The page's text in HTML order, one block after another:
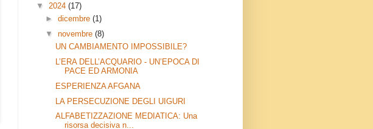
▼ 2024 (17)
►dicembre(1)
▼novembre(8)
UN CAMBIAMENTO IMPOSSIBILE?
L’ERA DELL’ACQUARIO - UN’EPOCA DI
PACE ED ARMONIA
ESPERIENZA AFGANA
LA PERSECUZIONE DEGLI UIGURI
ALFABETIZZAZIONE MEDIATICA: Una
risorsa decisiva n...